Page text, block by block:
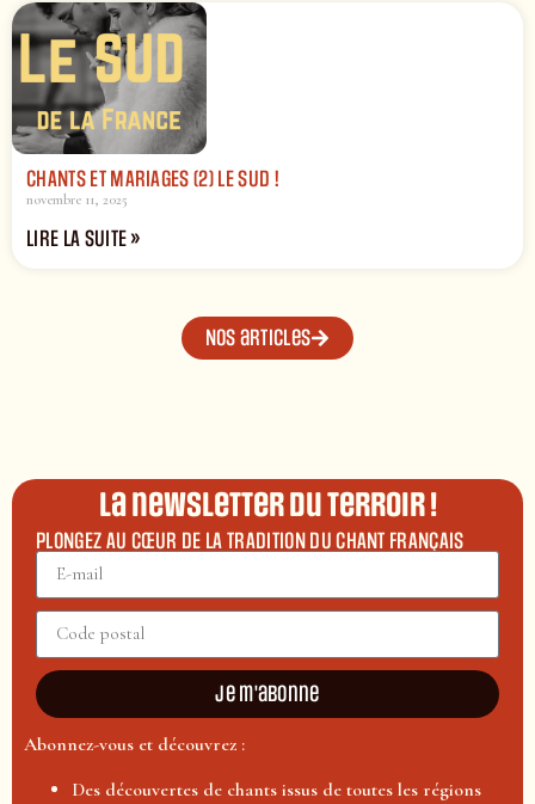
CHANTS ET MARIAGES (2) LE SUD !
novembre 11, 2025
LIRE LA SUITE »
Nos articles
La newsletter du terroir !
PLONGEZ AU CŒUR DE LA TRADITION DU CHANT FRANÇAIS
Je m'abonne
Abonnez-vous et découvrez :
Des découvertes de chants issus de toutes les régions